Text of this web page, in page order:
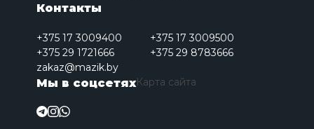
Контакты
+375 17 3009400
+375 17 3009500
+375 29 1721666
+375 29 8783666
zakaz@mazik.by
Мы в соцсетяхКарта сайта